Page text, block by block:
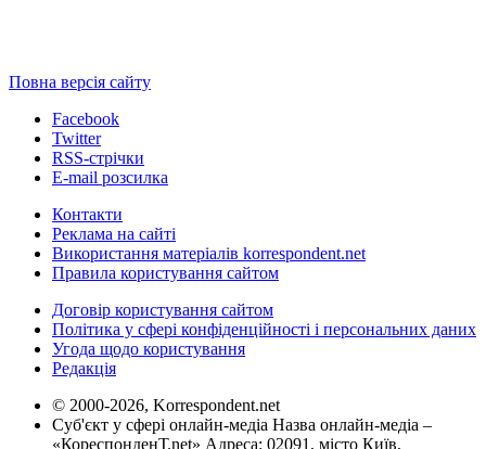
Повна версія сайту
Facebook
Twitter
RSS-стрічки
E-mail розсилка
Контакти
Реклама на сайті
Використання матеріалів korrespondent.net
Правила користування сайтом
Договір користування сайтом
Політика у сфері конфіденційності і персональних даних
Угода щодо користування
Редакція
© 2000-2026, Korrespondent.net
Суб'єкт у сфері онлайн-медіа Назва онлайн-медіа –
«КореспонденТ.net» Адреса: 02091, місто Київ,